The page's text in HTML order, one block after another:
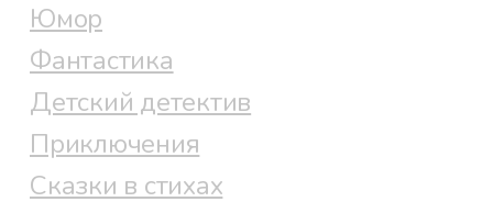
Юмор
Фантастика
Детский детектив
Приключения
Сказки в стихах